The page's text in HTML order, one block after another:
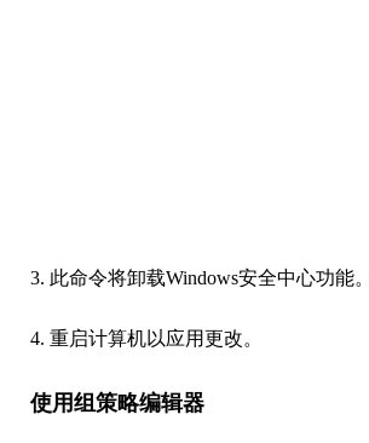
3. 此命令将卸载Windows安全中心功能
4. 重启计算机以应用更改。
使用组策略编辑器